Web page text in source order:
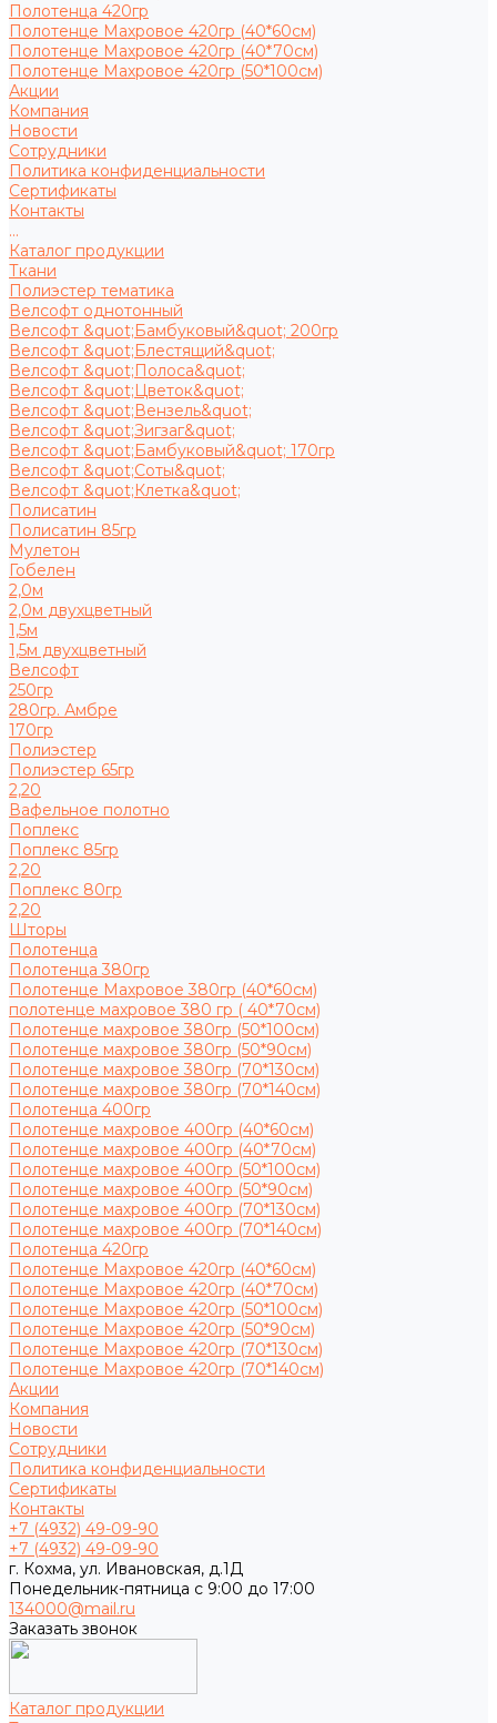
Полотенца 420гр
Полотенце Махровое 420гр (40*60см)
Полотенце Махровое 420гр (40*70см)
Полотенце Махровое 420гр (50*100см)
Акции
Компания
Новости
Сотрудники
Политика конфиденциальности
Сертификаты
Контакты
...
Каталог продукции
Ткани
Полиэстер тематика
Велсофт однотонный
Велсофт &quot;Бамбуковый&quot; 200гр
Велсофт &quot;Блестящий&quot;
Велсофт &quot;Полоса&quot;
Велсофт &quot;Цветок&quot;
Велсофт &quot;Вензель&quot;
Велсофт &quot;Зигзаг&quot;
Велсофт &quot;Бамбуковый&quot; 170гр
Велсофт &quot;Соты&quot;
Велсофт &quot;Клетка&quot;
Полисатин
Полисатин 85гр
Мулетон
Гобелен
2,0м
2,0м двухцветный
1,5м
1,5м двухцветный
Велсофт
250гр
280гр. Амбре
170гр
Полиэстер
Полиэстер 65гр
2,20
Вафельное полотно
Поплекс
Поплекс 85гр
2,20
Поплекс 80гр
2,20
Шторы
Полотенца
Полотенца 380гр
Полотенце Махровое 380гр (40*60см)
полотенце махровое 380 гр ( 40*70см)
Полотенце махровое 380гр (50*100см)
Полотенце махровое 380гр (50*90см)
Полотенце махровое 380гр (70*130см)
Полотенце махровое 380гр (70*140см)
Полотенца 400гр
Полотенце махровое 400гр (40*60см)
Полотенце махровое 400гр (40*70см)
Полотенце махровое 400гр (50*100см)
Полотенце махровое 400гр (50*90см)
Полотенце махровое 400гр (70*130см)
Полотенце махровое 400гр (70*140см)
Полотенца 420гр
Полотенце Махровое 420гр (40*60см)
Полотенце Махровое 420гр (40*70см)
Полотенце Махровое 420гр (50*100см)
Полотенце Махровое 420гр (50*90см)
Полотенце Махровое 420гр (70*130см)
Полотенце Махровое 420гр (70*140см)
Акции
Компания
Новости
Сотрудники
Политика конфиденциальности
Сертификаты
Контакты
+7 (4932) 49-09-90
+7 (4932) 49-09-90
г. Кохма, ул. Ивановская, д.1Д
Понедельник-пятница с 9:00 до 17:00
134000@mail.ru
Заказать звонок
Каталог продукции